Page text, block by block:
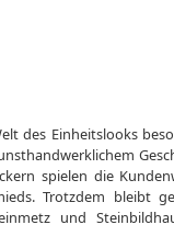
des Einheitslooks
spielen die
Trotzdem
und